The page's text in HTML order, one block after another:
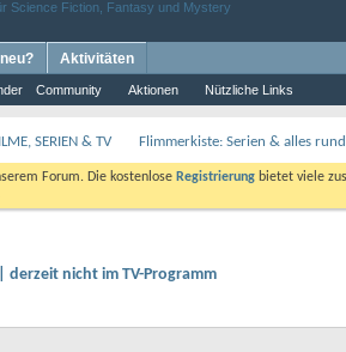
Community Aktionen Nützliche Links
Aktivitäten
SERIEN & TV Flimmerkiste: Serien & alles
Forum. Die kostenlose Registrierung bietet viele
derzeit nicht im TV-Programm